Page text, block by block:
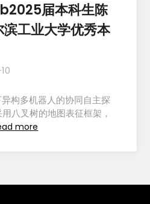
届本科生陈
工业大学优秀本
构多机器人的协同自主探
八叉树的地图表征框架，
more